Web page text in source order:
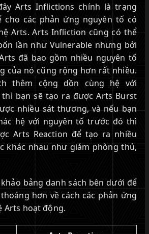
Arts Inflictions chính là trạng
cho các phản ứng nguyên tố có
Arts. Arts Infliction cũng có thể
lần như Vulnerable nhưng bởi
đã bao gồm nhiều nguyên tố
của nó cũng rộng hơn rất nhiều.
thêm cộng dồn cùng hệ với
bạn sẽ tạo ra được Arts Burst
nhiều sát thương, và nếu bạn
hệ với nguyên tố trước đó thì
Arts Reaction để tạo ra nhiều
khác nhau như giảm phòng thủ,
bảng danh sách bên dưới để
hơn về cách các phản ứng
Arts hoạt động.